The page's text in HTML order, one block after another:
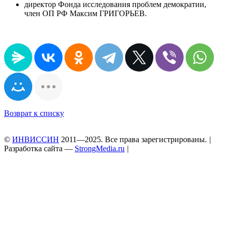
директор Фонда исследования проблем демократии,
член ОП РФ Максим ГРИГОРЬЕВ.
Возврат к списку
© ИНВИССИН 2011—2025. Все права зарегистрированы. |
Разработка сайта — StrongMedia.ru |